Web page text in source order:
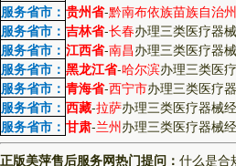
服务省市： 贵州省-黔南布依族苗族自治州
服务省市： 吉林省-长春办理三类医疗器
服务省市： 江西省-南昌办理三类医疗器
服务省市： 黑龙江省-哈尔滨办理三类医
服务省市： 青海省-西宁市办理三类医疗
服务省市： 西藏-拉萨办理三类医疗器械
服务省市： 甘肃-兰州办理三类医疗器械
正版美萍售后服务网热门提问： 什么是合